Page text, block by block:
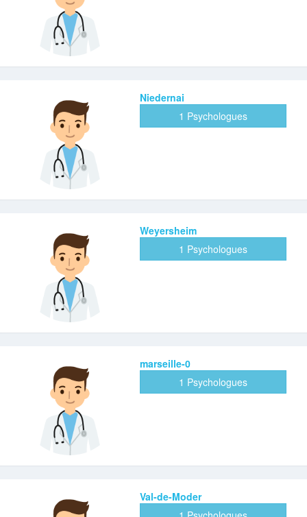
Niedernai
1 Psychologues
Weyersheim
1 Psychologues
marseille-0
1 Psychologues
Val-de-Moder